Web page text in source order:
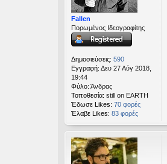
Fallen
Πορωμένος Ιδεογραφίτης
Δημοσιεύσεις: 590
Εγγραφή: Δευ 27 Αύγ 2018,
19:44
Φύλο: Άνδρας
Τοποθεσία: still on EARTH
Έδωσε Likes: 70 φορές
Έλαβε Likes: 83 φορές